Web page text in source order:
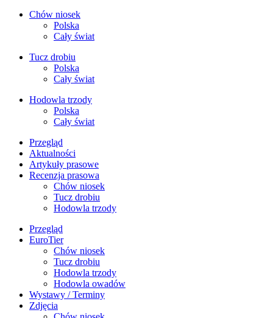
Chów niosek
Polska
Cały świat
Tucz drobiu
Polska
Cały świat
Hodowla trzody
Polska
Cały świat
Przegląd
Aktualności
Artykuły prasowe
Recenzja prasowa
Chów niosek
Tucz drobiu
Hodowla trzody
Przegląd
EuroTier
Chów niosek
Tucz drobiu
Hodowla trzody
Hodowla owadów
Wystawy / Terminy
Zdjęcia